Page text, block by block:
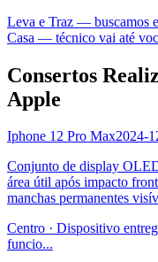
Leva e Traz — buscamos
Casa — técnico vai até
Consertos
Apple
Iphone 12 Pro Max2024-
Conjunto de display
área útil após impacto
manchas permanentes
Centro · Dispositivo
funcio...